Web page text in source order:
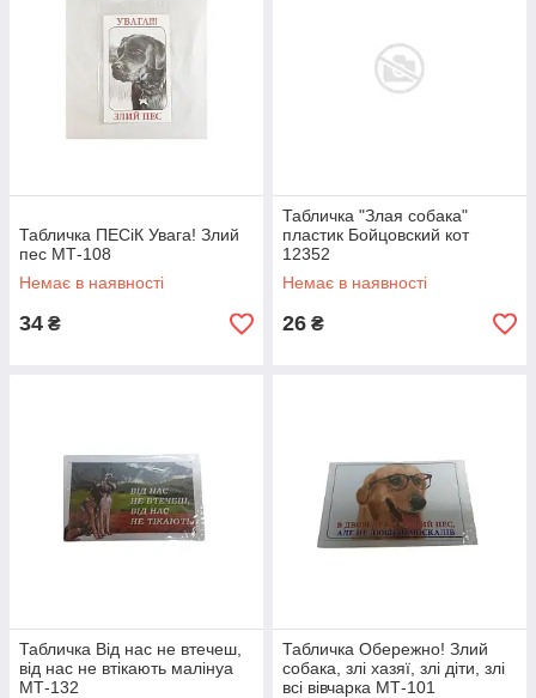
Табличка ПЕСіК Увага! Злий
пес МТ-108
Немає в наявності
34 ₴
Табличка "Злая собака"
пластик Бойцовский кот
12352
Немає в наявності
26 ₴
Табличка Від нас не втечеш,
від нас не втікають малінуа
МТ-132
Табличка Обережно! Злий
собака, злі хазяї, злі діти, злі
всі вівчарка МТ-101